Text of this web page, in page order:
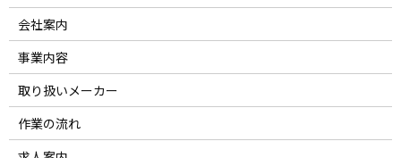
会社案内
事業内容
取り扱いメーカー
作業の流れ